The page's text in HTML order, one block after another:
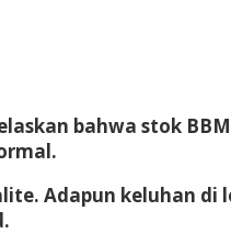
bahwa stok
Adapun keluhan di